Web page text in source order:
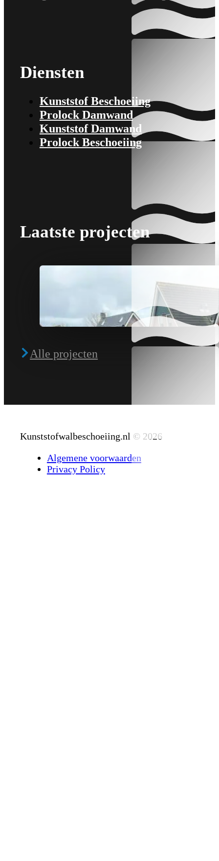
Diensten
Kunststof Beschoeiing
Prolock Damwand
Kunststof Damwand
Prolock Beschoeiing
Laatste projecten
Alle projecten
Kunststofwalbeschoeiing.nl © 2026
Algemene voorwaarden
Privacy Policy